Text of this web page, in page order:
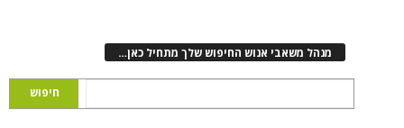
מנהל משאבי אנוש החיפוש שלך מתחיל כאן…